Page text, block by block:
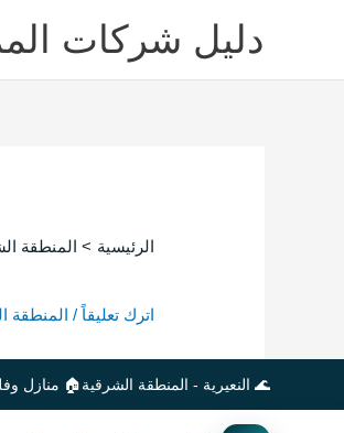
المحتوى
دليل شركات
الرئيسية المنطقة
اترك تعليقاً / المنطقة
🌊 النعيرية - المنطقة الشرقية🏠 منازل